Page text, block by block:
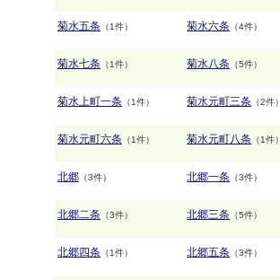
菊水五条 （1件） 菊水六条 （4件）
菊水七条 （1件） 菊水八条 （5件）
菊水上町一条 （1件） 菊水元町三条 （2件）
菊水元町六条 （1件） 菊水元町八条 （1件）
北郷 （3件） 北郷一条 （3件）
北郷二条 （3件） 北郷三条 （5件）
北郷四条 （1件） 北郷五条 （3件）